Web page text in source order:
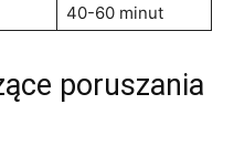
40-60 minut
poruszania